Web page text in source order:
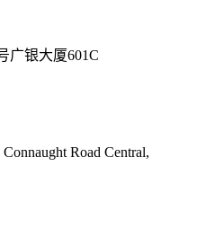
广银大厦601C
Road Central,